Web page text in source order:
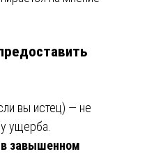
вы истец) — не
ущерба.
в завышенном